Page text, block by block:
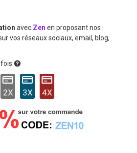
avec Zen en proposant nos
vos réseaux sociaux, email, blog,
2X 3X 4X